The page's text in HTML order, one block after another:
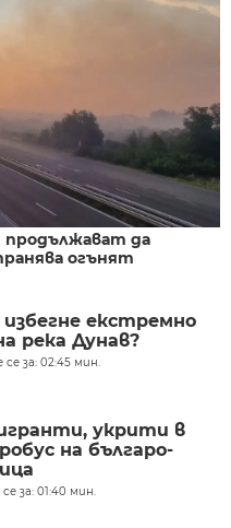
продължават да
огънят
екстремно
река Дунав?
за: 02:45 мин.
укрити в
на българо-
за: 01:40 мин.